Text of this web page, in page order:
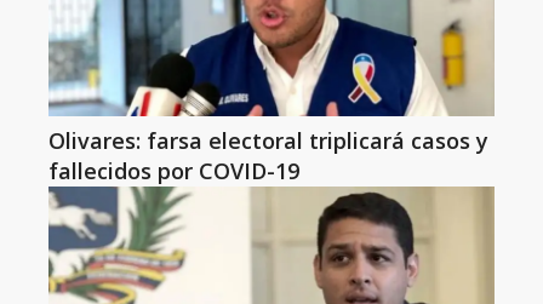
Olivares: farsa electoral triplicará casos y
fallecidos por COVID-19